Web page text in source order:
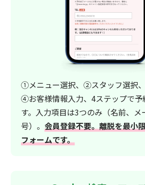
①メニュー選択、②スタッフ選択
④お客様情報入力、4ステップで予
す。入力項目は3つのみ（名前、メ
号）。 会員登録不要。離脱を最小
フォームです。